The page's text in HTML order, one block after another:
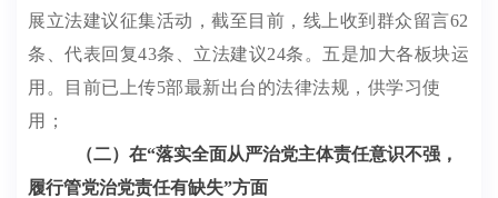
展立法建议征集活动，截至目前，线上收到群众留言62
条
代表回复43条 、立法建议24条。 五是加大各板块运
用。
目前已上传5部最新出台的法律法规，供学习使
用；
（二）在“落实全面从严治党主体责任意识不强，
履行管党治党责任有缺失”方面